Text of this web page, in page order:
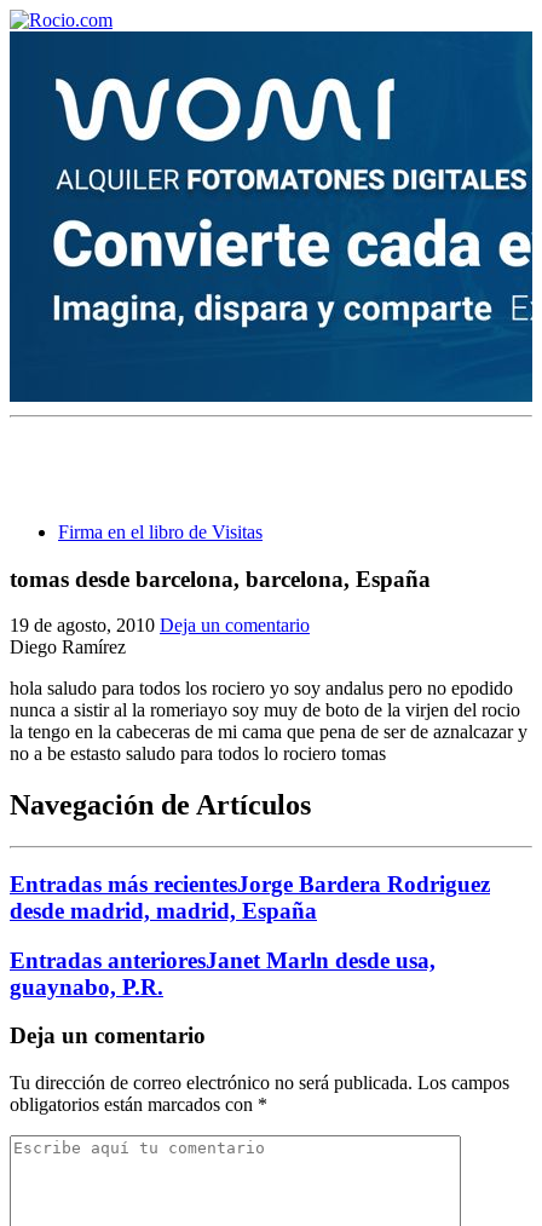
Firma en el libro de Visitas
tomas desde barcelona, barcelona, España
19 de agosto, 2010 Deja un comentario
Diego Ramírez
hola saludo para todos los rociero yo soy andalus pero no epodido
nunca a sistir al la romeriayo soy muy de boto de la virjen del rocio
la tengo en la cabeceras de mi cama que pena de ser de aznalcazar y
no a be estasto saludo para todos lo rociero tomas
Navegación de Artículos
Entradas más recientesJorge Bardera Rodriguez
desde madrid, madrid, España
Entradas anterioresJanet Marln desde usa,
guaynabo, P.R.
Deja un comentario
Tu dirección de correo electrónico no será publicada. Los campos
obligatorios están marcados con *
¡Bienvenido! Soy el asistente virtual de rocio.com.
¿En qué puedo ayudarte?
¿Cuándo se construyó la primera ermita?
El traslado cada siete años
Rocío?
En el Rocío, ¿dónde me alojo?